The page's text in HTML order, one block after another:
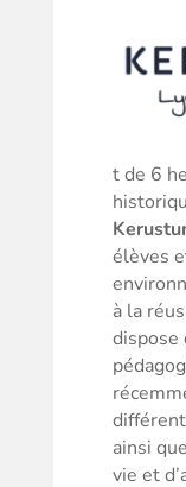
t de 6
élèves
à la
dispose
ainsi
vie et